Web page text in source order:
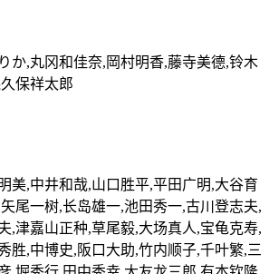
か,丸冈和佳奈,岡村明香,藤寺美德,铃木
保祥太郎
美,中井和哉,山口胜平,平田广明,大谷育
尾一树,长岛雄一,池田秀一,古川登志夫,
,津嘉山正种,草尾毅,大场真人,宝龟克寿,
胜,中博史,阪口大助,竹内顺子,千叶繁,三